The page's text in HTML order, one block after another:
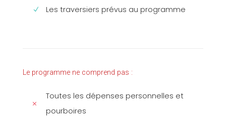
Les traversiers prévus au programme
Le programme ne comprend pas :
Toutes les dépenses personnelles et
pourboires